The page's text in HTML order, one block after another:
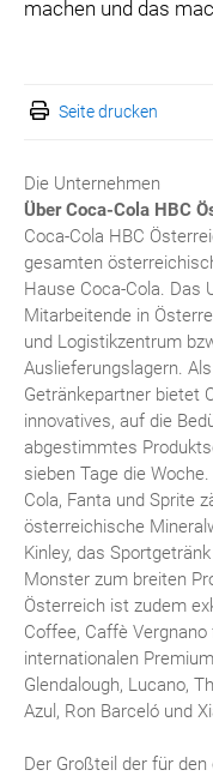
machen und das
Seite drucken
Die Unternehmen
Über Coca-Cola HBC
Coca-Cola HBC
gesamten
Hause Coca-Cola. Das
Mitarbeitende in
und Logistikzentrum
Auslieferungslagern.
Getränkepartner bietet
innovatives, auf die
abgestimmtes
sieben Tage die
Cola, Fanta und Sprite
österreichische
Kinley, das
Monster zum breiten
Österreich ist zudem
Coffee, Caffè
internationalen
Glendalough, Lucano,
Azul, Ron Barceló und
Der Großteil der für